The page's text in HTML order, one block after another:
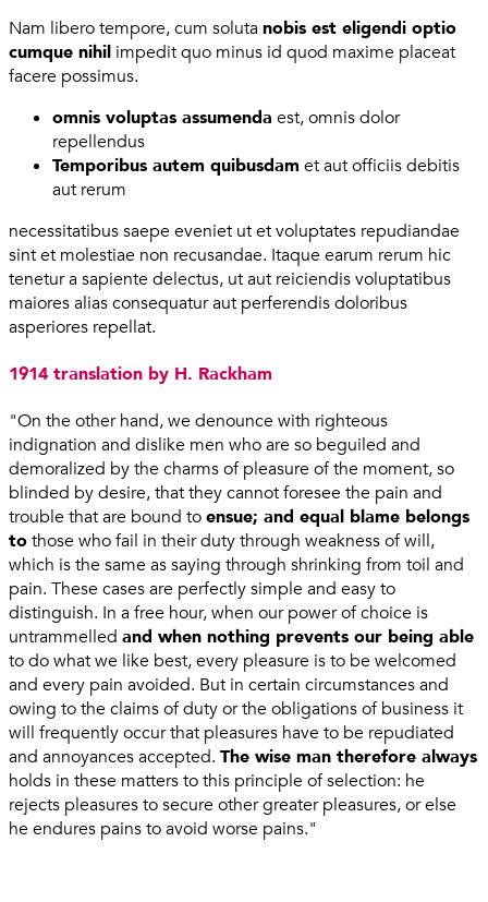
Nam libero tempore, cum soluta nobis est eligendi optio
cumque nihil impedit quo minus id quod maxime placeat
facere possimus.
omnis voluptas assumenda est, omnis dolor
repellendus
Temporibus autem quibusdam et aut officiis debitis
aut rerum
necessitatibus saepe eveniet ut et voluptates repudiandae
sint et molestiae non recusandae. Itaque earum rerum hic
tenetur a sapiente delectus, ut aut reiciendis voluptatibus
maiores alias consequatur aut perferendis doloribus
asperiores repellat.
1914 translation by H. Rackham
"On the other hand, we denounce with righteous
indignation and dislike men who are so beguiled and
demoralized by the charms of pleasure of the moment, so
blinded by desire, that they cannot foresee the pain and
trouble that are bound toensue; and equal blame belongs
tothose who fail in their duty through weakness of will,
which is the same as saying through shrinking from toil and
pain. These cases are perfectly simple and easy to
distinguish. In a free hour, when our power of choice is
untrammelled and when nothing prevents our being able
to do what we like best, every pleasure is to be welcomed
and every pain avoided. But in certain circumstances and
owing to the claims of duty or the obligations of business it
will frequently occur that pleasures have to be repudiated
and annoyances accepted. The wise man therefore always
holds in these matters to this principle of selection: he
rejects pleasures to secure other greater pleasures, or else
he endures pains to avoid worse pains."